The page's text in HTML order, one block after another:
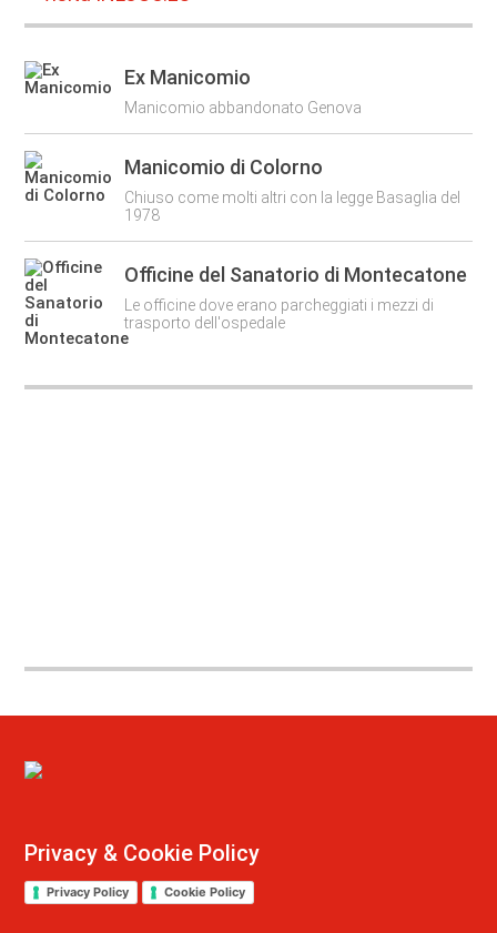
Ex Manicomio
Manicomio abbandonato Genova
Manicomio di Colorno
Chiuso come molti altri con la legge Basaglia del
1978
Officine del Sanatorio di Montecatone
Le officine dove erano parcheggiati i mezzi di
trasporto dell'ospedale
Privacy & Cookie Policy
Privacy Policy Cookie Policy